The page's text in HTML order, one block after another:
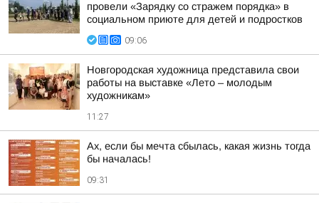
провели «Зарядку со стражем порядка» в
социальном приюте для детей и подростков
09:06
Новгородская художница представила свои
работы на выставке «Лето – молодым
художникам»
11:27
Ах, если бы мечта сбылась, какая жизнь тогда
бы началась!
09:31